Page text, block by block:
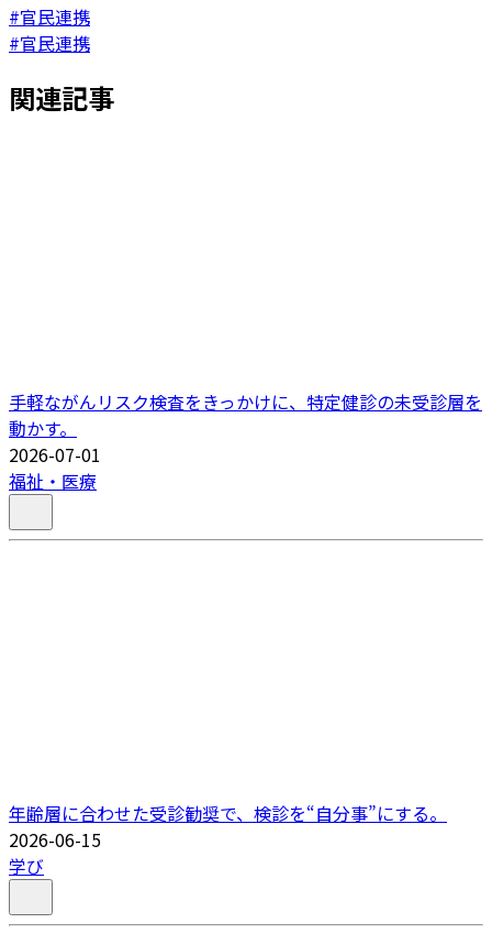
#官民連携
#官民連携
関連記事
手軽ながんリスク検査をきっかけに、特定健診の未受診層を
動かす。
2026-07-01
福祉・医療
年齢層に合わせた受診勧奨で、検診を“自分事”にする。
2026-06-15
学び